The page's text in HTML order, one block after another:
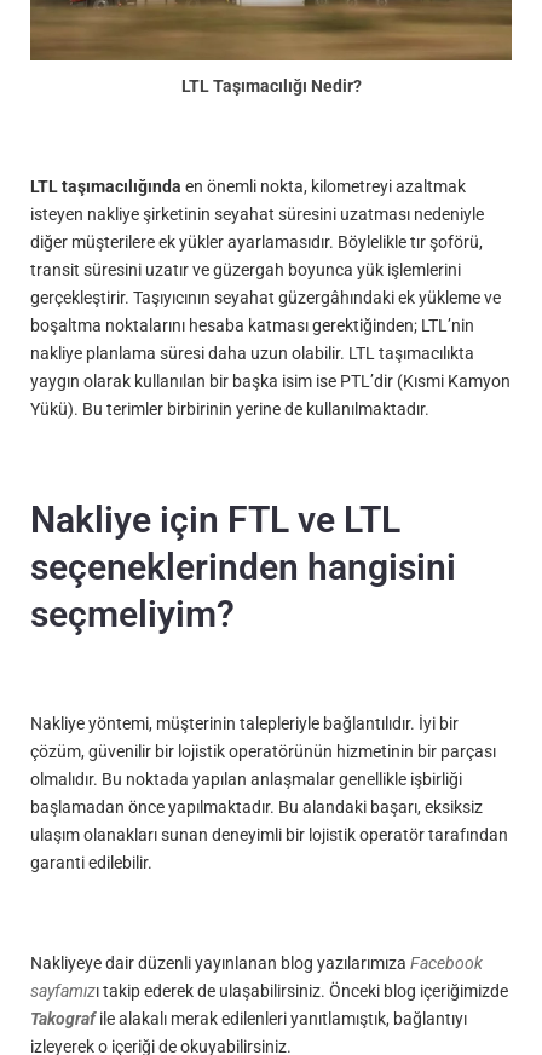
LTL Taşımacılığı Nedir?
LTL taşımacılığında en önemli nokta, kilometreyi azaltmak
isteyen nakliye şirketinin seyahat süresini uzatması nedeniyle
diğer müşterilere ek yükler ayarlamasıdır. Böylelikle tır şoförü,
transit süresini uzatır ve güzergah boyunca yük işlemlerini
gerçekleştirir. Taşıyıcının seyahat güzergâhındaki ek yükleme ve
boşaltma noktalarını hesaba katması gerektiğinden; LTL’nin
nakliye planlama süresi daha uzun olabilir. LTL taşımacılıkta
yaygın olarak kullanılan bir başka isim ise PTL’dir (Kısmi Kamyon
Yükü). Bu terimler birbirinin yerine de kullanılmaktadır.
Nakliye için FTL ve LTL
seçeneklerinden hangisini
seçmeliyim?
Nakliye yöntemi, müşterinin talepleriyle bağlantılıdır. İyi bir
çözüm, güvenilir bir lojistik operatörünün hizmetinin bir parçası
olmalıdır. Bu noktada yapılan anlaşmalar genellikle işbirliği
başlamadan önce yapılmaktadır. Bu alandaki başarı, eksiksiz
ulaşım olanakları sunan deneyimli bir lojistik operatör tarafından
garanti edilebilir.
Nakliyeye dair düzenli yayınlanan blog yazılarımıza Facebook
sayfamızı takip ederek de ulaşabilirsiniz. Önceki blog içeriğimizde
Takografile alakalı merak edilenleri yanıtlamıştık, bağlantıyı
izleyerek o içeriği de okuyabilirsiniz.